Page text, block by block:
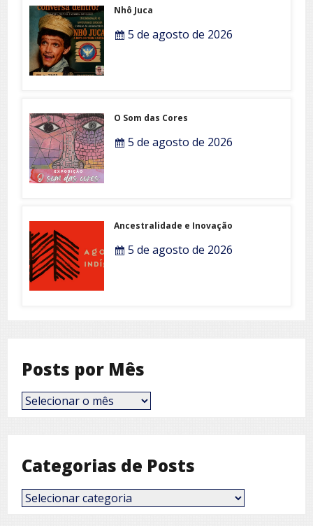
Nhô Juca
5 de agosto de 2026
O Som das Cores
5 de agosto de 2026
Ancestralidade e Inovação
5 de agosto de 2026
Posts por Mês
Posts
por
Categorias de Posts
Categorias
de